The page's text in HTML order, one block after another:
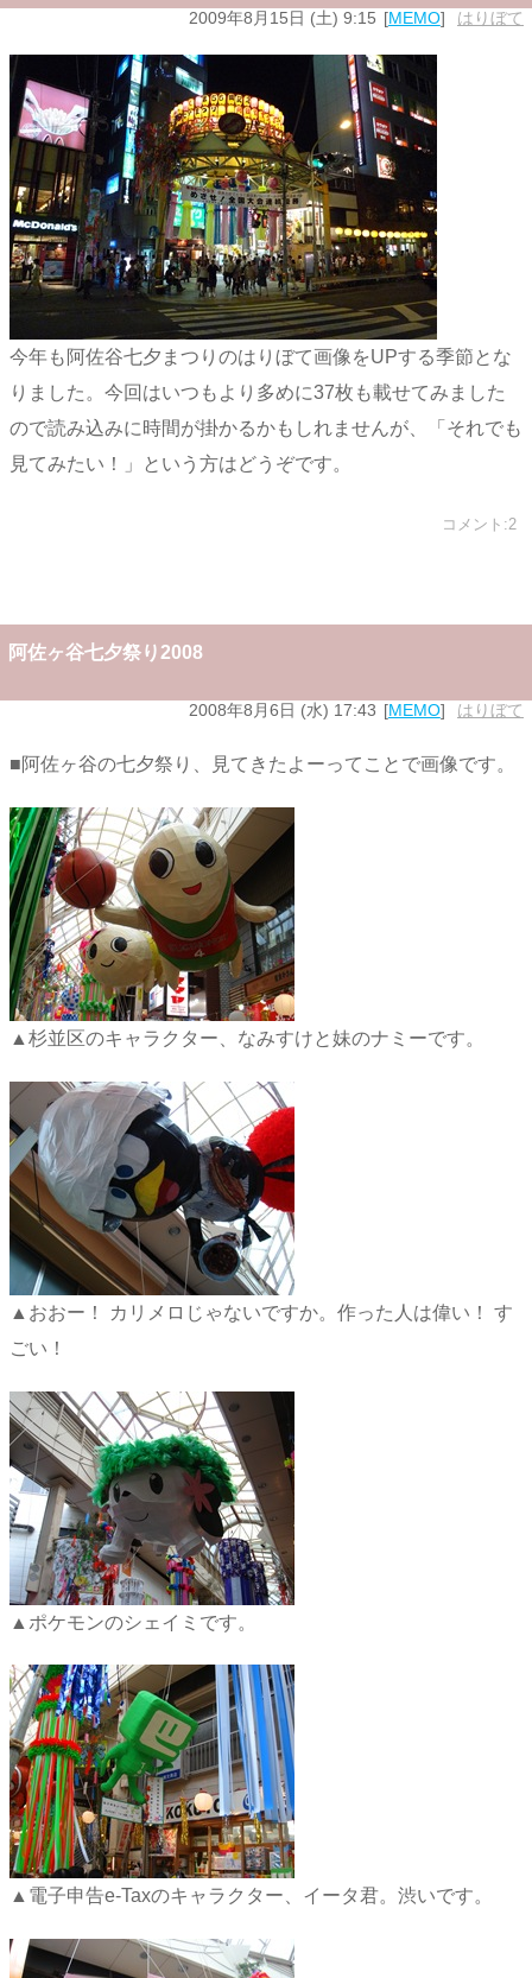
2009年8月15日 (土) 9:15 MEMO はりぼて
今年も阿佐谷七夕まつりのはりぼて画像をUPする季節とな
りました。今回はいつもより多めに37枚も載せてみました
ので読み込みに時間が掛かるかもしれませんが、「それでも
見てみたい！」という方はどうぞです。
コメント:2
阿佐ヶ谷七夕祭り2008
2008年8月6日 (水) 17:43 MEMO はりぼて
■阿佐ヶ谷の七夕祭り、見てきたよーってことで画像です。
▲杉並区のキャラクター、なみすけと妹のナミーです。
▲おおー！ カリメロじゃないですか。作った人は偉い！ す
ごい！
▲ポケモンのシェイミです。
▲電子申告e-Taxのキャラクター、イータ君。渋いです。